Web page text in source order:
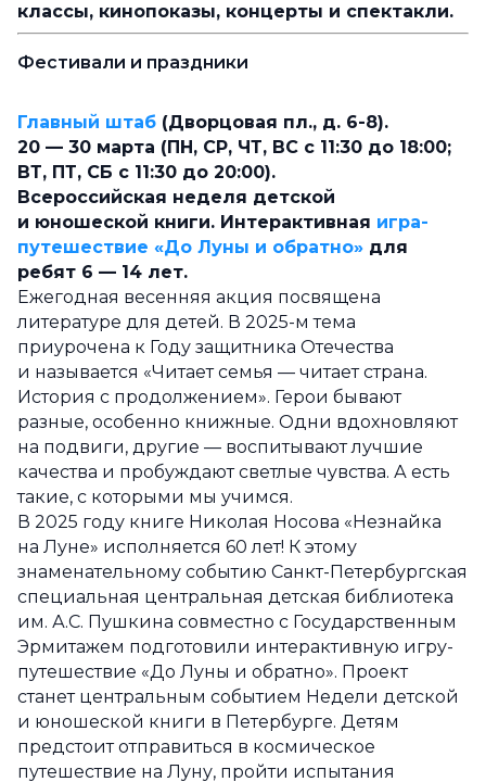
классы, кинопоказы, концерты и спектакли.
Фестивали и праздники
Главный штаб (Дворцовая пл., д. 6-8).
20 — 30 марта (ПН, СР, ЧТ, ВС с 11:30 до 18:00;
ВТ, ПТ, СБ с 11:30 до 20:00).
Всероссийская неделя детской
и юношеской книги. Интерактивная игра-
путешествие «До Луны и обратно» для
ребят 6 — 14 лет.
Ежегодная весенняя акция посвящена
литературе для детей. В 2025-м тема
приурочена к Году защитника Отечества
и называется «Читает семья — читает страна.
История с продолжением». Герои бывают
разные, особенно книжные. Одни вдохновляют
на подвиги, другие — воспитывают лучшие
качества и пробуждают светлые чувства. А есть
такие, с которыми мы учимся.
В 2025 году книге Николая Носова «Незнайка
на Луне» исполняется 60 лет! К этому
знаменательному событию Санкт-Петербургская
специальная центральная детская библиотека
им. А.С. Пушкина совместно с Государственным
Эрмитажем подготовили интерактивную игру-
путешествие «До Луны и обратно». Проект
станет центральным событием Недели детской
и юношеской книги в Петербурге. Детям
предстоит отправиться в космическое
путешествие на Луну, пройти испытания